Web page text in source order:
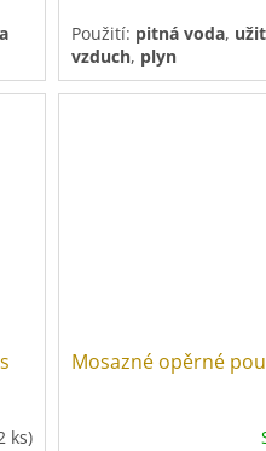
Použití: pitná voda,
vzduch, plyn
ks)
Mosazné opěrné